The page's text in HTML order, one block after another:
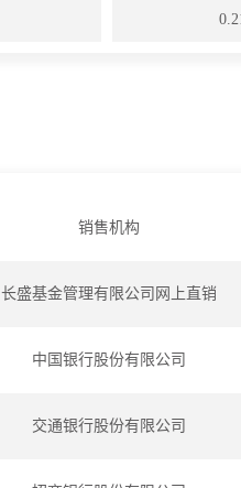
销售机构
长盛基金管理有限公司网上直销
中国银行股份有限公司
交通银行股份有限公司